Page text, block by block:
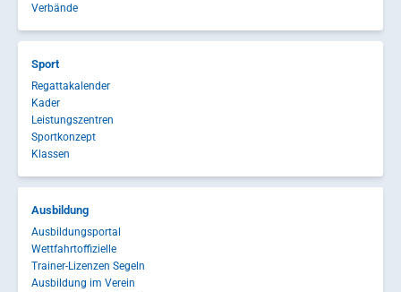
Verbände
Sport
Regattakalender
Kader
Leistungszentren
Sportkonzept
Klassen
Ausbildung
Ausbildungsportal
Wettfahrtoffizielle
Trainer-Lizenzen Segeln
Ausbildung im Verein